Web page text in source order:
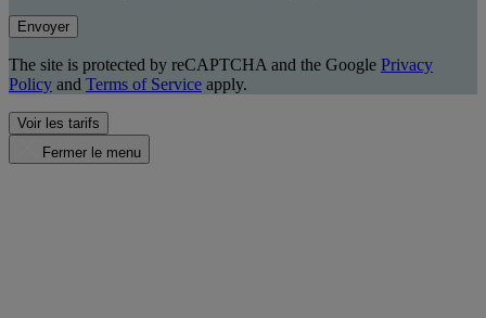
Envoyer
The site is protected by reCAPTCHA and the Google Privacy
Policy and Terms of Service apply.
Voir les tarifs
Fermer le menu